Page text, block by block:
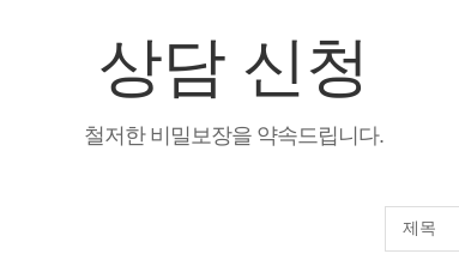
상담 신청
철저한 비밀보장을 약속드립니다.